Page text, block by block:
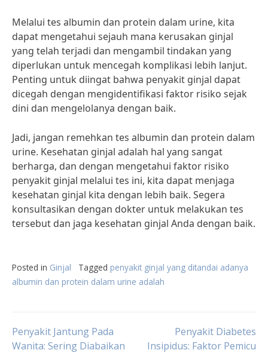
Melalui tes albumin dan protein dalam urine, kita
dapat mengetahui sejauh mana kerusakan ginjal
yang telah terjadi dan mengambil tindakan yang
diperlukan untuk mencegah komplikasi lebih lanjut.
Penting untuk diingat bahwa penyakit ginjal dapat
dicegah dengan mengidentifikasi faktor risiko sejak
dini dan mengelolanya dengan baik.
Jadi, jangan remehkan tes albumin dan protein dalam
urine. Kesehatan ginjal adalah hal yang sangat
berharga, dan dengan mengetahui faktor risiko
penyakit ginjal melalui tes ini, kita dapat menjaga
kesehatan ginjal kita dengan lebih baik. Segera
konsultasikan dengan dokter untuk melakukan tes
tersebut dan jaga kesehatan ginjal Anda dengan baik.
Posted in Ginjal Tagged penyakit ginjal yang ditandai adanya
albumin dan protein dalam urine adalah
Post
Penyakit Jantung Pada
Wanita: Sering Diabaikan
Penyakit Diabetes
Insipidus: Faktor Pemicu